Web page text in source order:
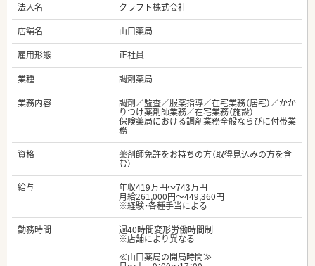
法人名
クラフト株式会社
店舗名
山口薬局
雇用形態
正社員
業種
調剤薬局
業務内容
調剤／監査／服薬指導／在宅業務（居宅）／かか
りつけ薬剤師業務／在宅業務（施設）
保険薬局における調剤業務全般ならびに付帯業
務
資格
薬剤師免許をお持ちの方（取得見込みの方を含
む）
給与
年収419万円～743万円
月給261,000円～449,360円
※経験・各種手当による
勤務時間
週40時間変形労働時間制
※店舗により異なる
≪山口薬局の開局時間≫